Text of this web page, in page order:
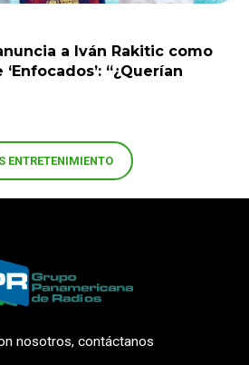
a Iván Rakitic como
“¿Querían
ENTRETENIMIENTO
nosotros, contáctanos